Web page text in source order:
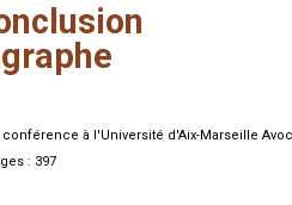
conférence à l'Université d'Aix-Marseille
: 397